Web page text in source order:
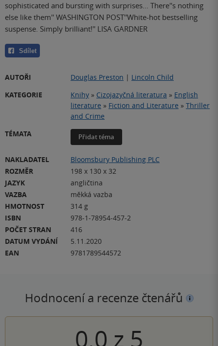
sophisticated and bursting with surprises... There''s nothing
else like them'' WASHINGTON POST''White-hot bestselling
suspense. Simply brilliant!'' LISA GARDNER
Sdílet
AUTOŘI Douglas Preston | Lincoln Child
KATEGORIE
Knihy » Cizojazyčná literatura » English
literature » Fiction and Literature » Thriller
and Crime
TÉMATA
Přidat téma
NAKLADATEL
Bloomsbury Publishing PLC
ROZMĚR
198 x 130 x 32
JAZYK
angličtina
VAZBA
měkká vazba
HMOTNOST
314 g
ISBN
978-1-78954-457-2
POČET STRAN
416
DATUM VYDÁNÍ
5.11.2020
EAN
9781789544572
Hodnocení a recenze čtenářů
0.0 z 5